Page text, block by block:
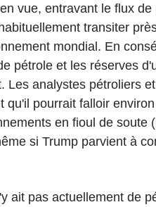
vue, entravant le flux
transiter
mondial. En
pétrole et les réserves
Les analystes pétroliers
qu'il pourrait falloir
en fioul de soute
si Trump parvient à
ait pas actuellement de